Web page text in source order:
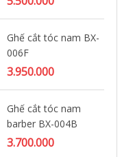
Ghế cắt tóc nam BX-
006F
3.950.000
Ghế cắt tóc nam
barber BX-004B
3.700.000